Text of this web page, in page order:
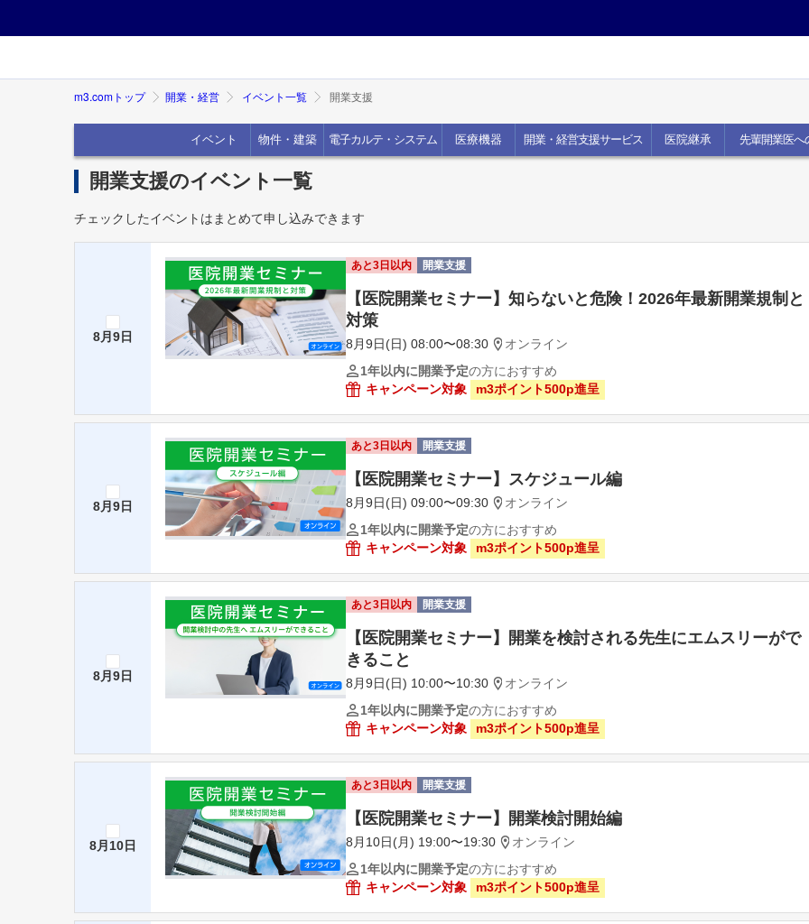
m3.comトップ 開業・経営 イベント一覧 開業支援
イベント 物件・建築 電子カルテ・システム 医療機器 開業・経営支援サービス 医院継承 先輩開業医へ
開業支援のイベント一覧
チェックしたイベントはまとめて申し込みできます
8月9日
あと3日以内 開業支援
【医院開業セミナー】知らないと危険！2026年最新開業規制と
対策
8月9日(日) 08:00〜08:30
オンライン
1年以内に開業予定の方におすすめ
キャンペーン対象
m3ポイント500p進呈
8月9日
あと3日以内 開業支援
【医院開業セミナー】スケジュール編
8月9日(日) 09:00〜09:30
オンライン
1年以内に開業予定の方におすすめ
キャンペーン対象
m3ポイント500p進呈
8月9日
あと3日以内 開業支援
【医院開業セミナー】開業を検討される先生にエムスリーがで
きること
8月9日(日) 10:00〜10:30
オンライン
1年以内に開業予定の方におすすめ
キャンペーン対象
m3ポイント500p進呈
8月10日
あと3日以内 開業支援
【医院開業セミナー】開業検討開始編
8月10日(月) 19:00〜19:30
オンライン
1年以内に開業予定の方におすすめ
キャンペーン対象
m3ポイント500p進呈